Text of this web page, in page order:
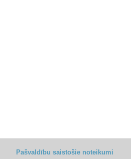
Pašvaldību saistošie noteikumi